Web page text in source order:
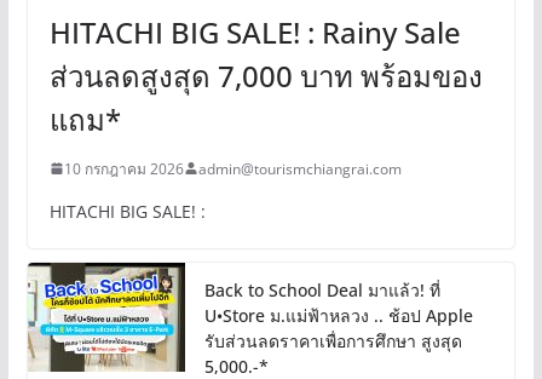
HITACHI BIG SALE! : Rainy Sale
ส่วนลดสูงสุด 7,000 บาท พร้อมของ
แถม*
10 กรกฎาคม 2026 admin@tourismchiangrai.com
HITACHI BIG SALE! :
Back to School Deal มาแล้ว! ที่
U•Store ม.แม่ฟ้าหลวง .. ช้อป Apple
รับส่วนลดราคาเพื่อการศึกษา สูงสุด
5,000.-*